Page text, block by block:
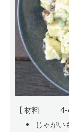
【 材料 4-
じゃがい